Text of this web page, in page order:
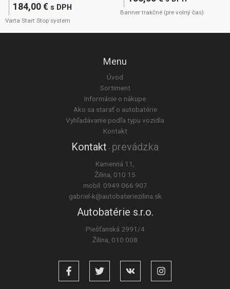
184,00€ s DPH
Varta Start Stop system
Banner trakčné (pre volný čas)
Menu
Úvod
Sortiment
Informácie o nákupe
Ako sa starať o autobatérie
Vyhľadávanie podľa typu vozidla
Kontakt
Kontakt - prevádzka
Kamenná 11,
Žilina, 010 15
mobil: 0949 066 907
gabriel-k@autobateriezilina.sk
Autobatérie s.r.o.
Piešťanská 2991/4
Žilina, 010 008